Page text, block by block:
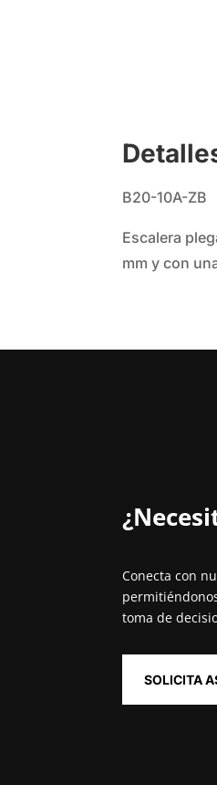
B20-10A-ZB
Escalera
mm y con
Conecta con
toma de
SOLICITA